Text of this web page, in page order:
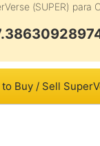
(SUPER) para
Buy / Sell